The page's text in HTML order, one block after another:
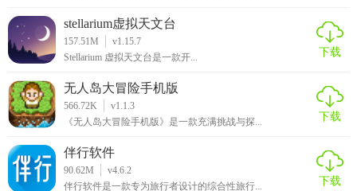
stellarium虚拟天文台
157.51M
v1.15.7
Stellarium 虚拟天文台是一款开...
下载
无人岛大冒险手机版
566.72K
v1.1.3
《无人岛大冒险手机版》是一款充满挑战与探...
下载
伴行软件
90.62M
v4.6.2
伴行软件是一款专为旅行者设计的综合性旅行...
下载